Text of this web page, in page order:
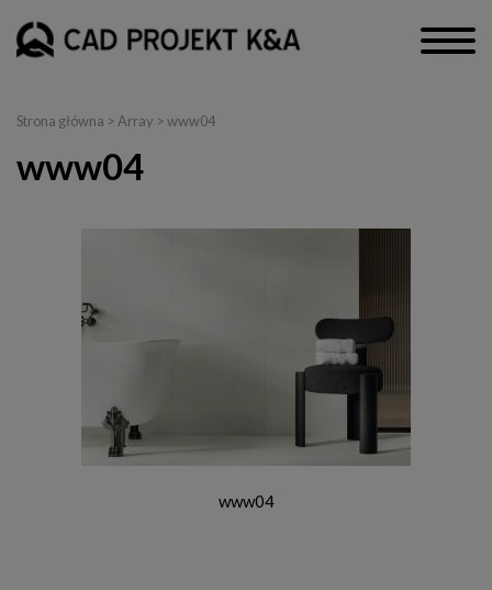
Strona główna > Array > www04
www04
www04